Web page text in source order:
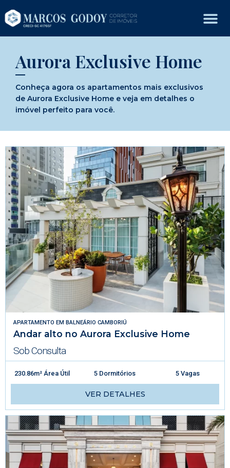
Aurora Exclusive Home
Conheça agora os apartamentos mais exclusivos
de Aurora Exclusive Home e veja em detalhes o
imóvel perfeito para você.
APARTAMENTO EM BALNEÁRIO CAMBORIÚ
Andar alto no Aurora Exclusive Home
Sob Consulta
230.86m² Área Útil 5 Dormitórios 5 Vagas
VER DETALHES